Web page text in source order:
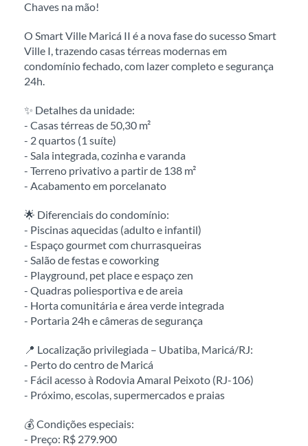
Chaves na mão!
O Smart Ville Maricá II é a nova fase do sucesso Smart
Ville I, trazendo casas térreas modernas em
condomínio fechado, com lazer completo e segurança
24h.
✨ Detalhes da unidade:
- Casas térreas de 50,30 m²
- 2 quartos (1 suíte)
- Sala integrada, cozinha e varanda
- Terreno privativo a partir de 138 m²
- Acabamento em porcelanato
🌟 Diferenciais do condomínio:
- Piscinas aquecidas (adulto e infantil)
- Espaço gourmet com churrasqueiras
- Salão de festas e coworking
- Playground, pet place e espaço zen
- Quadras poliesportiva e de areia
- Horta comunitária e área verde integrada
- Portaria 24h e câmeras de segurança
📍 Localização privilegiada – Ubatiba, Maricá/RJ:
- Perto do centro de Maricá
- Fácil acesso à Rodovia Amaral Peixoto (RJ-106)
- Próximo, escolas, supermercados e praias
💰 Condições especiais:
- Preço: R$ 279.900